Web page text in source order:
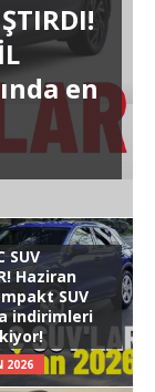
en
SUV
Haziran
SUV
indirimleri
2026